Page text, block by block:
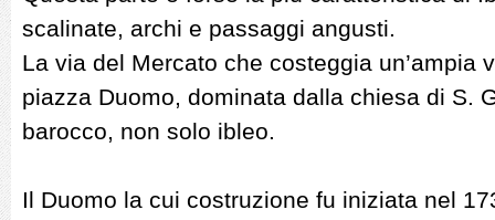
scalinate, archi e passaggi angusti.
La via del Mercato che costeggia un’ampia
piazza Duomo, dominata dalla chiesa di S.
barocco, non solo ibleo.
Il Duomo la cui costruzione fu iniziata nel